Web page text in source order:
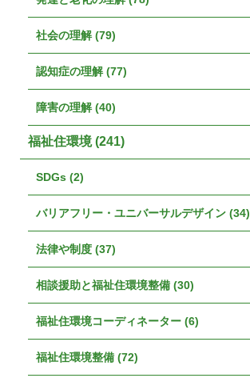
社会の理解 (79)
認知症の理解 (77)
障害の理解 (40)
福祉住環境 (241)
SDGs (2)
バリアフリー・ユニバーサルデザイン (34)
法律や制度 (37)
相談援助と福祉住環境整備 (30)
福祉住環境コーディネーター (6)
福祉住環境整備 (72)